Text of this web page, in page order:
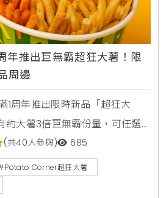
推出巨無霸超狂大薯！限
周邊
周年推出限時新品「超狂大
約大薯3倍巨無霸份量，可任選3
日至8月15日活動期間購買超狂
務，免費送2杯消暑飲品，還可
個POCO磁吸迷你燈箱。
(共40人參與) 685
Corner超狂大薯